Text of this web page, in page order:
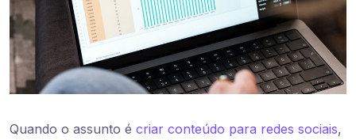
Quando o assunto é criar conteúdo para redes sociais,